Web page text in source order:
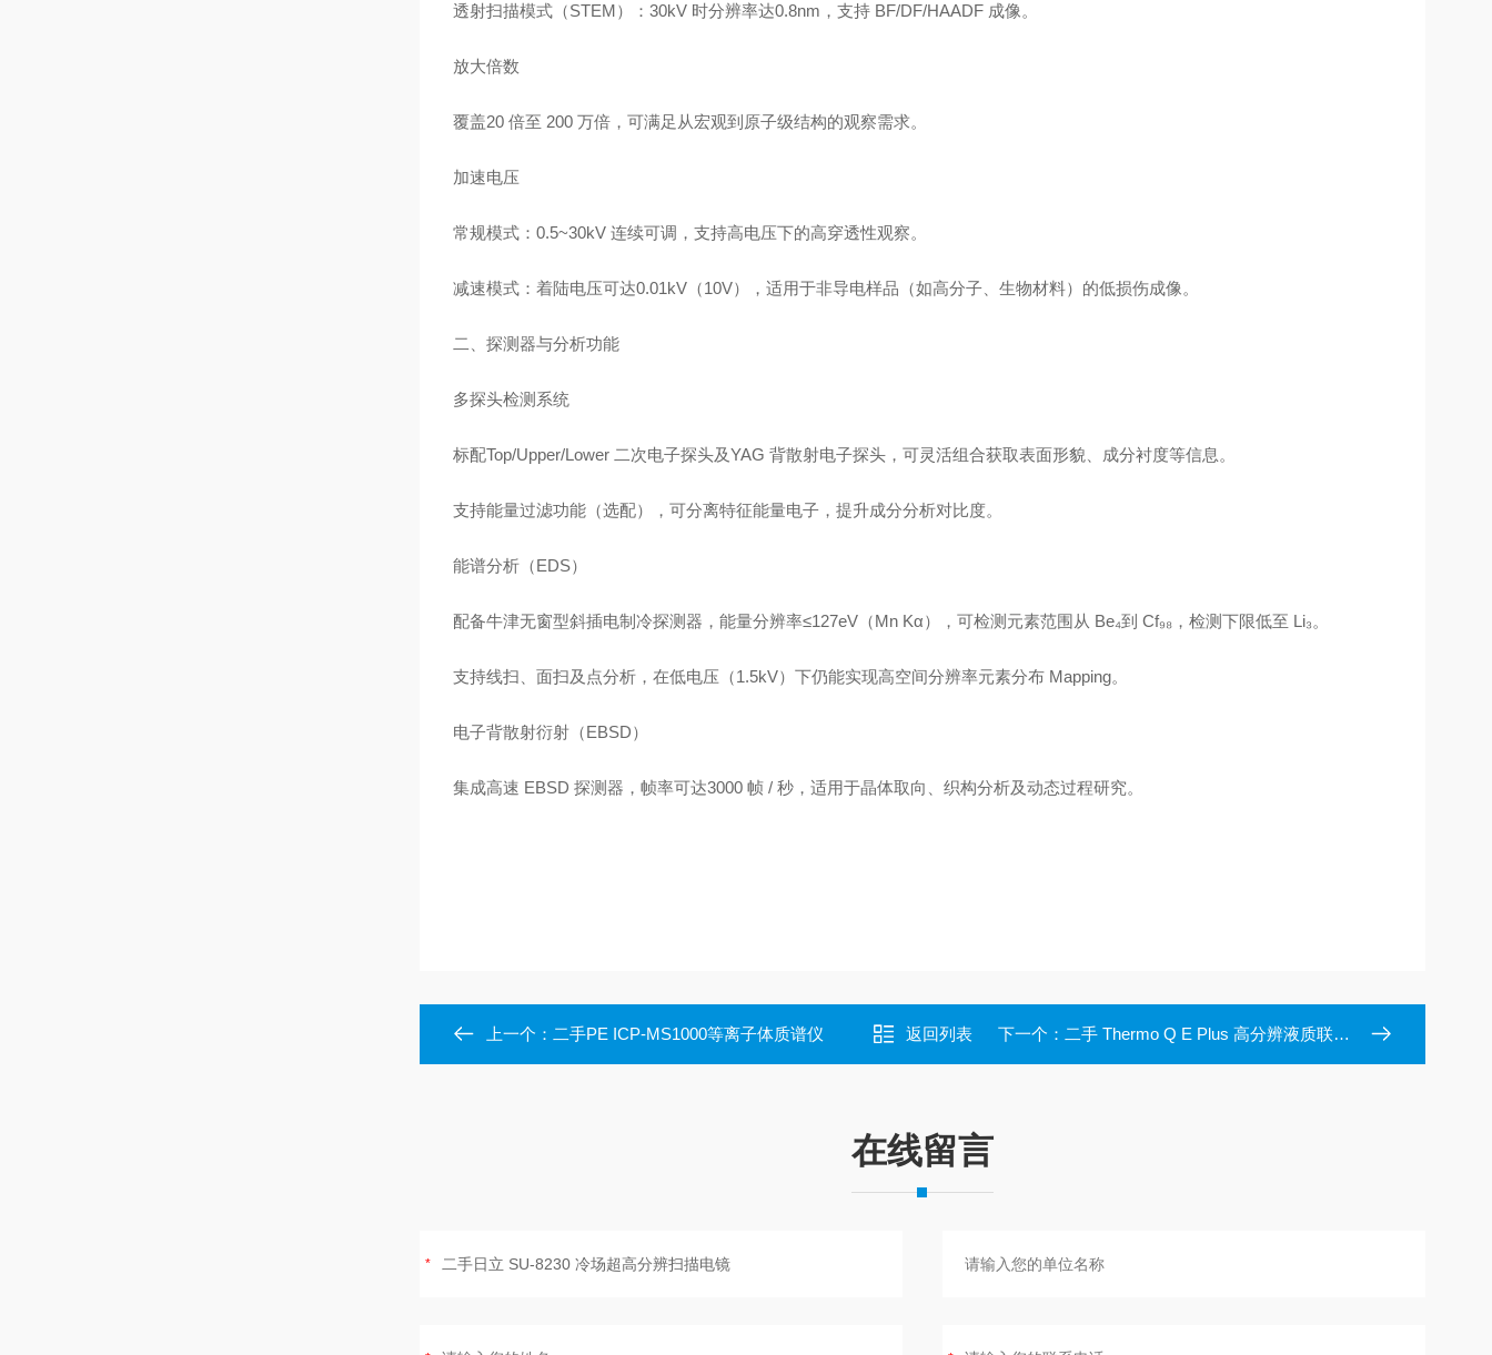
透射扫描模式（STEM）：30kV 时分辨率达0.8nm，支持 BF/DF/HAADF 成像。
放大倍数
覆盖20 倍至 200 万倍，可满足从宏观到原子级结构的观察需求。
加速电压
常规模式：0.5~30kV 连续可调，支持高电压下的高穿透性观察。
减速模式：着陆电压可达0.01kV（10V），适用于非导电样品（如高分子、生物材料）的低损伤成像。
二、探测器与分析功能
多探头检测系统
标配Top/Upper/Lower 二次电子探头及YAG 背散射电子探头，可灵活组合获取表面形貌、成分衬度等信息。
支持能量过滤功能（选配），可分离特征能量电子，提升成分分析对比度。
能谱分析（EDS）
配备牛津无窗型斜插电制冷探测器，能量分辨率≤127eV（Mn Kα），可检测元素范围从 Be₄到 Cf₉₈，检测下限低至 Li₃。
支持线扫、面扫及点分析，在低电压（1.5kV）下仍能实现高空间分辨率元素分布 Mapping。
电子背散射衍射（EBSD）
集成高速 EBSD 探测器，帧率可达3000 帧 / 秒，适用于晶体取向、织构分析及动态过程研究。
上一个： 二手PE ICP-MS1000等离子体质谱仪 返回列表 下一个： 二手 Thermo Q E Plus 高分辨液质联用仪
在线留言